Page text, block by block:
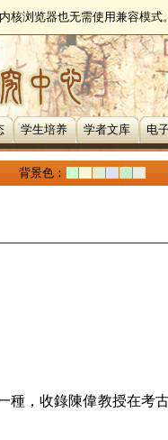
核浏览器也无需使用兼容模式。
学生培养 学者文库 电
背景色：
種，收錄陳偉教授在考